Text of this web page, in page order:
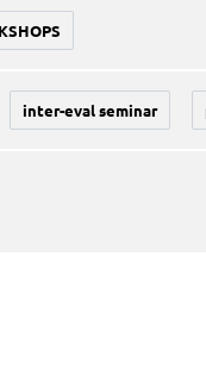
inter-eval seminar